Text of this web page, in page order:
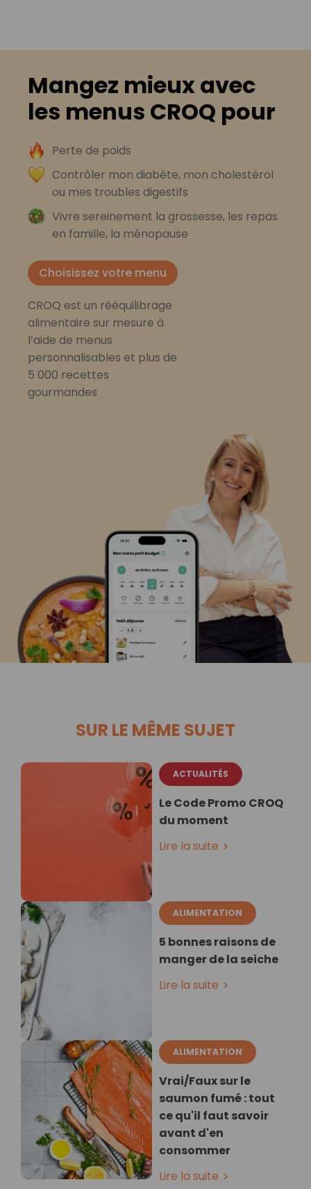
Mangez mieux avec
les menus CROQ pour
Perte de poids
Contrôler mon diabète, mon cholestérol
ou mes troubles digestifs
Vivre sereinement la grossesse, les repas
en famille, la ménopause
Choisissez votre menu
CROQ est un rééquilibrage
alimentaire sur mesure à
l’aide de menus
personnalisables et plus de
5 000 recettes
gourmandes
SUR LE MÊME SUJET
ACTUALITÉS
Le Code Promo CROQ
du moment
Lire la suite
ALIMENTATION
5 bonnes raisons de
manger de la seiche
Lire la suite
ALIMENTATION
Vrai/Faux sur le
saumon fumé : tout
ce qu'il faut savoir
avant d'en
consommer
Lire la suite